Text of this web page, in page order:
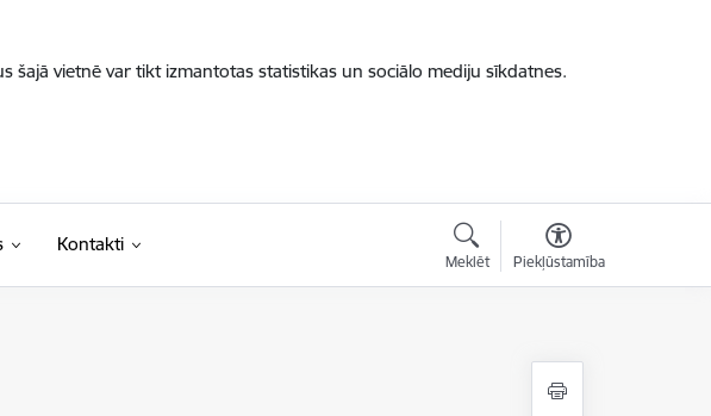
šajā vietnē var tikt izmantotas statistikas un sociālo mediju sīkdatnes.
Kontakti
Meklēt Piekļūstamība